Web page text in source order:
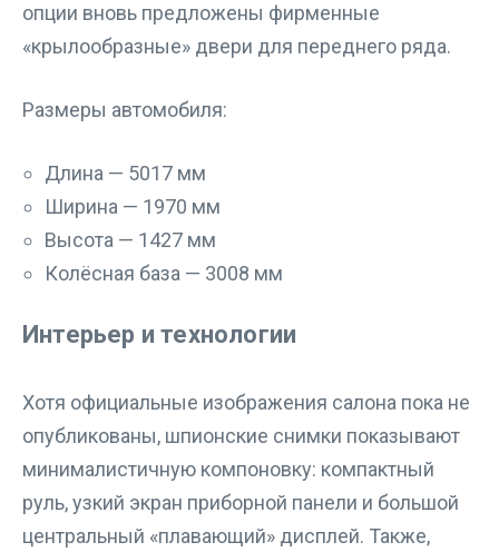
опции вновь предложены фирменные
«крылообразные» двери для переднего ряда.
Размеры автомобиля:
Длина — 5017 мм
Ширина — 1970 мм
Высота — 1427 мм
Колёсная база — 3008 мм
Интерьер и технологии
Хотя официальные изображения салона пока не
опубликованы, шпионские снимки показывают
минималистичную компоновку: компактный
руль, узкий экран приборной панели и большой
центральный «плавающий» дисплей. Также,